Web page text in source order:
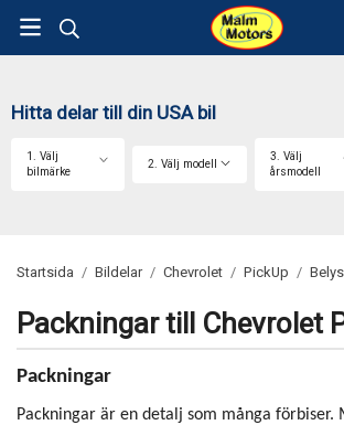
Hitta delar till din USA bil
1. Välj
bilmärke
2. Välj modell
3. Välj
årsmodell
Startsida / Bildelar / Chevrolet / PickUp /
Packningar till Chevrolet
Packningar
Packningar är en detalj som många förbiser.